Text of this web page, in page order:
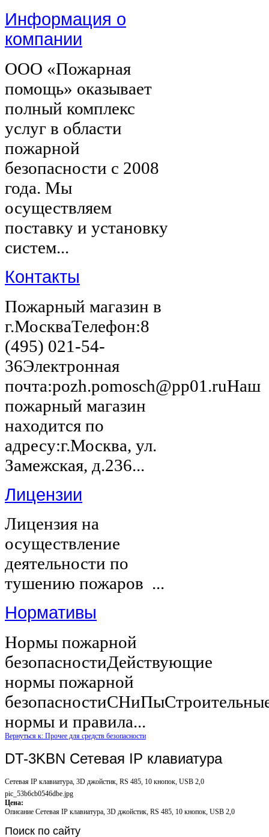
Информация о
компании
ООО «Пожарная
помощь» оказывает
полный комплекс
услуг в области
пожарной
безопасности с 2008
года. Мы
осуществляем
поставку и установку
систем...
Контакты
Пожарный магазин в
г.МоскваТелефон:8
(495) 021-54-
36Электронная
почта:pozh.pomosch@pp01.ruНаш
пожарный магазин
находится по
адресу:г.Москва, ул.
Замежская, д.236...
Лицензии
Лицензия на
осуществление
деятельности по
тушению пожаров ...
Нормативы
Нормы пожарной
безопасностиДействующие
нормы пожарной
нормы и правила...
Вернуться к: Прочее для средств безопасности
DT-3KBN Сетевая IP клавиатура
Сетевая IP клавиатура, 3D джойстик, RS 485, 10 кнопок, USB 2,0
pic_53b6cb0546dbe.jpg
Цена:
Описание Сетевая IP клавиатура, 3D джойстик, RS 485, 10 кнопок, USB 2,0
Поиск по сайту